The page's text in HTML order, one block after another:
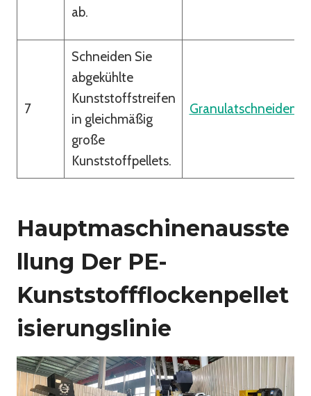
ab.
7
Schneiden Sie
abgekühlte
Kunststoffstreifen
in gleichmäßig
große
Kunststoffpellets.
Hauptmaschinenausste
Llung Der PE-
Kunststoffflockenpellet
Isierungslinie